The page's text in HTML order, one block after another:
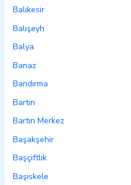
Balıkesir
Balışeyh
Balya
Banaz
Bandırma
Bartın
Bartın Merkez
Başakşehir
Başçiftlik
Başiskele